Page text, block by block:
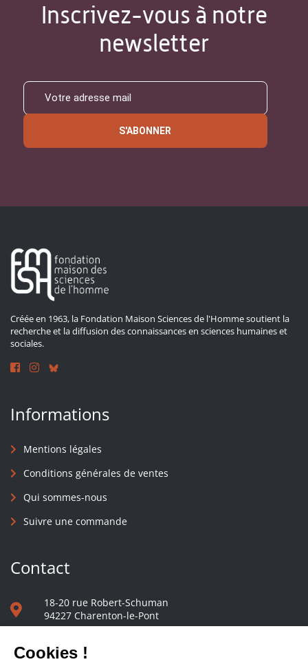
Inscrivez-vous à notre
newsletter
S'ABONNER
Créée en 1963, la Fondation Maison Sciences de l'Homme soutient la
recherche et la diffusion des connaissances en sciences humaines et
sociales.
Informations
Mentions légales
Conditions générales de ventes
Qui sommes-nous
Suivre une commande
Contact
18-20 rue Robert-Schuman
94227 Charenton-le-Pont